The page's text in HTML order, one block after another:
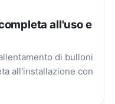
all'uso e
di bulloni
all'installazione con